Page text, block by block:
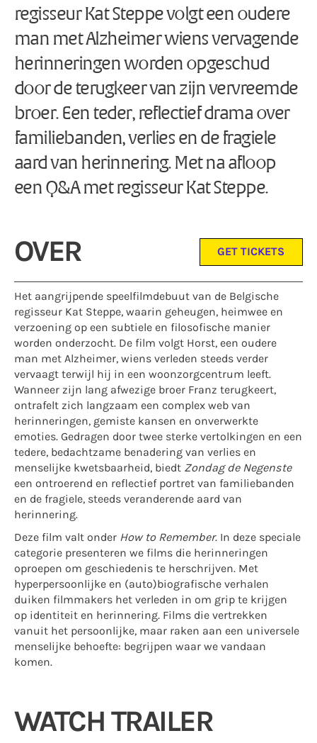
regisseur Kat Steppe volgt een oudere
man met Alzheimer wiens vervagende
herinneringen worden opgeschud
door de terugkeer van zijn vervreemde
broer. Een teder, reflectief drama over
familiebanden, verlies en de fragiele
aard van herinnering. Met na afloop
een Q&A met regisseur Kat Steppe.
OVER GET TICKETS
Het aangrijpende speelfilmdebuut van de Belgische
regisseur Kat Steppe, waarin geheugen, heimwee en
verzoening op een subtiele en filosofische manier
worden onderzocht. De film volgt Horst, een oudere
man met Alzheimer, wiens verleden steeds verder
vervaagt terwijl hij in een woonzorgcentrum leeft.
Wanneer zijn lang afwezige broer Franz terugkeert,
ontrafelt zich langzaam een complex web van
herinneringen, gemiste kansen en onverwerkte
emoties. Gedragen door twee sterke vertolkingen en een
tedere, bedachtzame benadering van verlies en
menselijke kwetsbaarheid, biedt Zondag de Negenste
een ontroerend en reflectief portret van familiebanden
en de fragiele, steeds veranderende aard van
herinnering.
Deze film valt onder How to Remember. In deze speciale
categorie presenteren we films die herinneringen
oproepen om geschiedenis te herschrijven. Met
hyperpersoonlijke en (auto)biografische verhalen
duiken filmmakers het verleden in om grip te krijgen
op identiteit en herinnering. Films die vertrekken
vanuit het persoonlijke, maar raken aan een universele
menselijke behoefte: begrijpen waar we vandaan
komen.
WATCH TRAILER